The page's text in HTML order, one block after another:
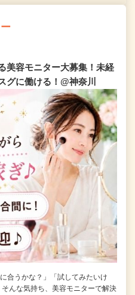
美容モニター大募集！未経
グに働ける！@神奈川
合うかな？」「試してみたいけ
んな気持ち、美容モニターで解決